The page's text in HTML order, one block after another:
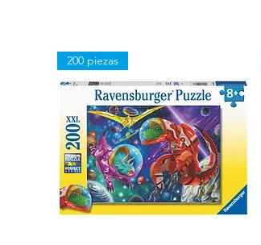
200 piezas